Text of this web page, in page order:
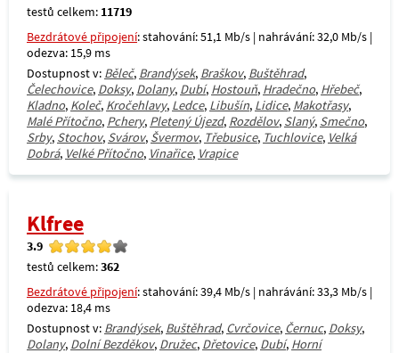
testů celkem: 11719
Bezdrátové připojení: stahování: 51,1 Mb/s | nahrávání: 32,0 Mb/s |
odezva: 15,9 ms
Dostupnost v: Běleč, Brandýsek, Braškov, Buštěhrad,
Čelechovice, Doksy, Dolany, Dubí, Hostouň, Hradečno, Hřebeč,
Kladno, Koleč, Kročehlavy, Ledce, Libušín, Lidice, Makotřasy,
Malé Přítočno, Pchery, Pletený Újezd, Rozdělov, Slaný, Smečno,
Srby, Stochov, Svárov, Švermov, Třebusice, Tuchlovice, Velká
Dobrá, Velké Přítočno, Vinařice, Vrapice
Klfree
3.9
testů celkem:362
Bezdrátové připojení: stahování: 39,4 Mb/s | nahrávání: 33,3 Mb/s |
odezva: 18,4 ms
Dostupnost v: Brandýsek, Buštěhrad, Cvrčovice, Černuc, Doksy,
Dolany, Dolní Bezděkov, Družec, Dřetovice, Dubí, Horní